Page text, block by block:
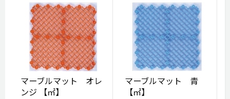
マーブルマット オレ
ンジ 【㎡】
マーブルマット 青
【㎡】